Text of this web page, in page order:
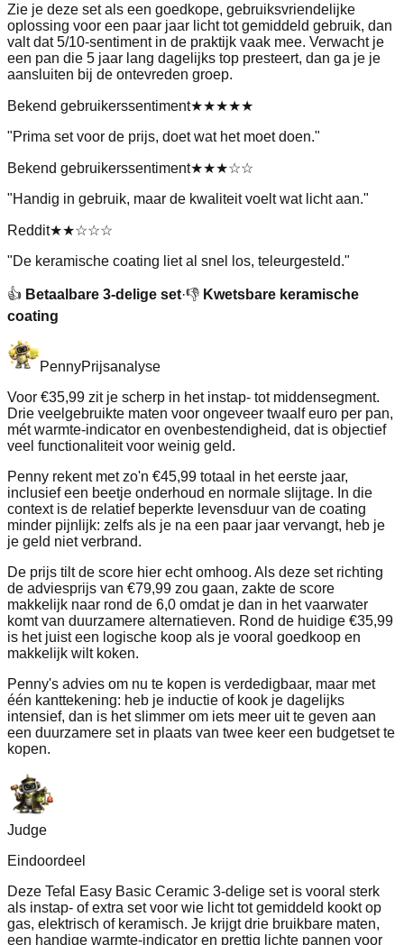
Zie je deze set als een goedkope, gebruiksvriendelijke
oplossing voor een paar jaar licht tot gemiddeld gebruik, dan
valt dat 5/10-sentiment in de praktijk vaak mee. Verwacht je
een pan die 5 jaar lang dagelijks top presteert, dan ga je je
aansluiten bij de ontevreden groep.
Bekend gebruikerssentiment★★★★★
"Prima set voor de prijs, doet wat het moet doen."
Bekend gebruikerssentiment★★★☆☆
"Handig in gebruik, maar de kwaliteit voelt wat licht aan."
Reddit★★☆☆☆
"De keramische coating liet al snel los, teleurgesteld."
👍 Betaalbare 3-delige set·👎 Kwetsbare keramische
coating
PennyPrijsanalyse
Voor €35,99 zit je scherp in het instap- tot middensegment.
Drie veelgebruikte maten voor ongeveer twaalf euro per pan,
mét warmte-indicator en ovenbestendigheid, dat is objectief
veel functionaliteit voor weinig geld.
Penny rekent met zo'n €45,99 totaal in het eerste jaar,
inclusief een beetje onderhoud en normale slijtage. In die
context is de relatief beperkte levensduur van de coating
minder pijnlijk: zelfs als je na een paar jaar vervangt, heb je
je geld niet verbrand.
De prijs tilt de score hier echt omhoog. Als deze set richting
de adviesprijs van €79,99 zou gaan, zakte de score
makkelijk naar rond de 6,0 omdat je dan in het vaarwater
komt van duurzamere alternatieven. Rond de huidige €35,99
is het juist een logische koop als je vooral goedkoop en
makkelijk wilt koken.
Penny's advies om nu te kopen is verdedigbaar, maar met
één kanttekening: heb je inductie of kook je dagelijks
intensief, dan is het slimmer om iets meer uit te geven aan
een duurzamere set in plaats van twee keer een budgetset te
kopen.
Judge
Eindoordeel
Deze Tefal Easy Basic Ceramic 3-delige set is vooral sterk
als instap- of extra set voor wie licht tot gemiddeld kookt op
gas, elektrisch of keramisch. Je krijgt drie bruikbare maten,
een handige warmte-indicator en prettig lichte pannen voor